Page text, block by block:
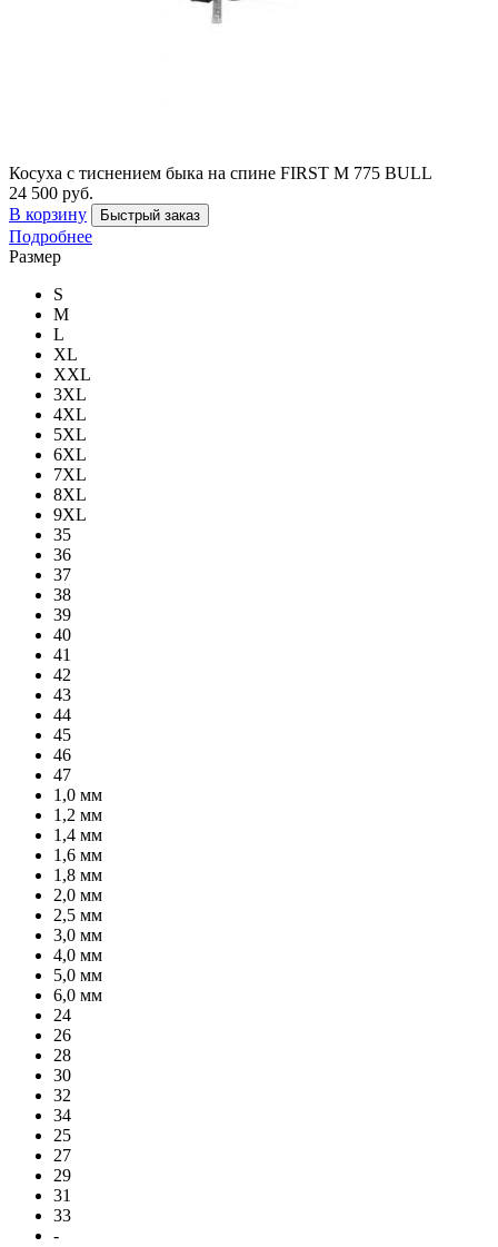
Косуха c тиснением быка на спине FIRST М 775 BULL
24 500 руб.
В корзину
Быстрый заказ
Подробнее
Размер
S
M
L
XL
XXL
3XL
4XL
5XL
6XL
7XL
8XL
9XL
35
36
37
38
39
40
41
42
43
44
45
46
47
1,0 мм
1,2 мм
1,4 мм
1,6 мм
1,8 мм
2,0 мм
2,5 мм
3,0 мм
4,0 мм
5,0 мм
6,0 мм
24
26
28
30
32
34
25
27
29
31
33
-